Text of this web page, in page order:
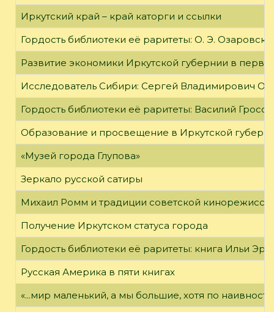
Иркутский край – край каторги и ссылки
Гордость библиотеки её раритеты: О. Э.
Развитие экономики Иркутской губернии в
Исследователь Сибири: Сергей Владимирович
Гордость библиотеки её раритеты: Василий
Образование и просвещение в Иркутской
«Музей города Глупова»
Зеркало русской сатиры
Михаил Ромм и традиции советской
Получение Иркутском статуса города
Гордость библиотеки её раритеты: книга Ильи
Русская Америка в пяти книгах
«...мир маленький, а мы большие, хотя по